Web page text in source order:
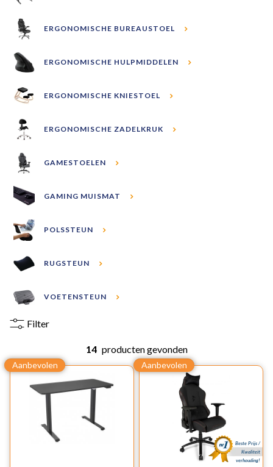
ERGONOMISCHE BUREAUSTOEL
ERGONOMISCHE HULPMIDDELEN
ERGONOMISCHE KNIESTOEL
ERGONOMISCHE ZADELKRUK
GAMESTOELEN
GAMING MUISMAT
POLSSTEUN
RUGSTEUN
VOETENSTEUN
Beste Prijs /
Kwaliteit
verhouding!
Filter
14 producten gevonden